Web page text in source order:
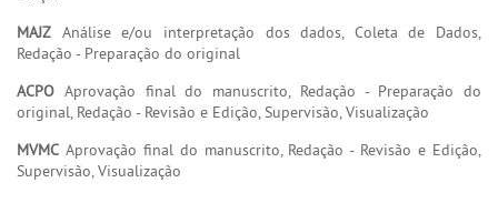
MAJZ Análise e/ou interpretação dos dados, Coleta de Dados,
Redação - Preparação do original
ACPO Aprovação final do manuscrito, Redação - Preparação do
original, Redação - Revisão e Edição, Supervisão, Visualização
MVMC Aprovação final do manuscrito, Redação - Revisão e Edição,
Supervisão, Visualização